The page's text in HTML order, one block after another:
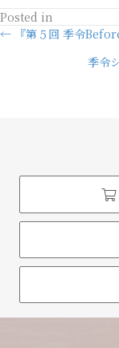
Posted in
Posts
navigation
← 『第５回 季令
季令